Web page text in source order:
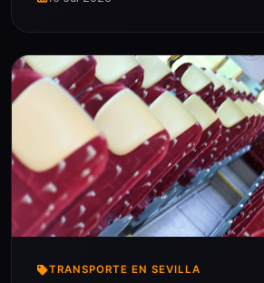
TRANSPORTE EN SEVILLA